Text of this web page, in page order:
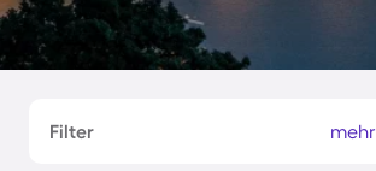
Filter